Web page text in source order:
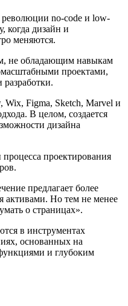
no-code и low-
когда дизайн и
меняются.
не обладающим навыкам
проектами,
разработки.
Wix, Figma, Sketch, Marvel и
В целом, создается
дизайна
проектирования
предлагает более
активами. Но тем не менее
о страницах».
в инструментах
основанных на
и глубоким